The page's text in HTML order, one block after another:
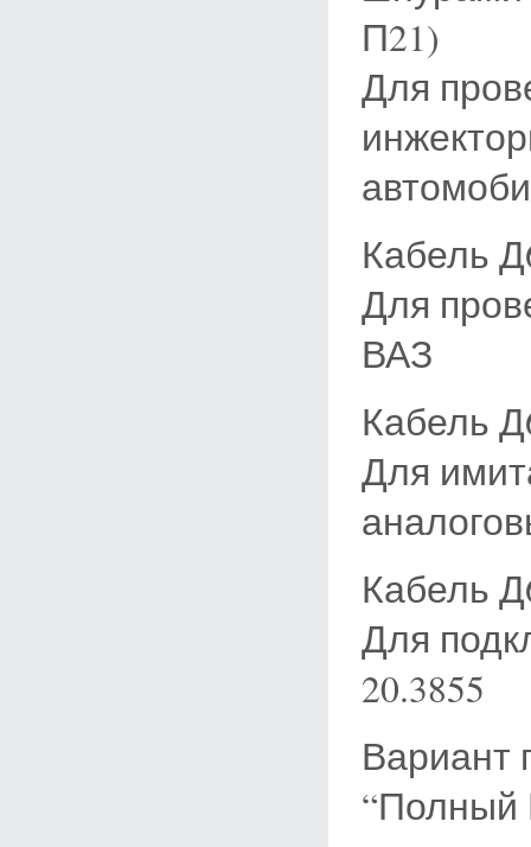
П21)
Для
Кабель
Для
ВАЗ
Кабель
Для
Кабель
Для
20.3855
“Полный